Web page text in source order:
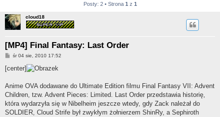
Posty: 2 • Strona 1 z 1
cloud18
[MP4] Final Fantasy: Last Order
P
s
śr 04 sie, 2010 17:52
[center]
Anime OVA dodawane do Ultimate Edition filmu Final Fantasy VII: Advent
Children, tzw. Advent Pieces: Limited. Last Order przedstawia historię,
która wydarzyła się w Nibelheim jeszcze wtedy, gdy Zack należał do
SOLDIER, Cloud Strife był zwykłym żołnierzem ShinRy, a Sephiroth